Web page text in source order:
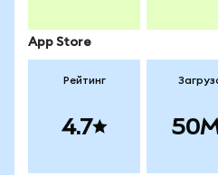
App Store
Рейтинг
4.7